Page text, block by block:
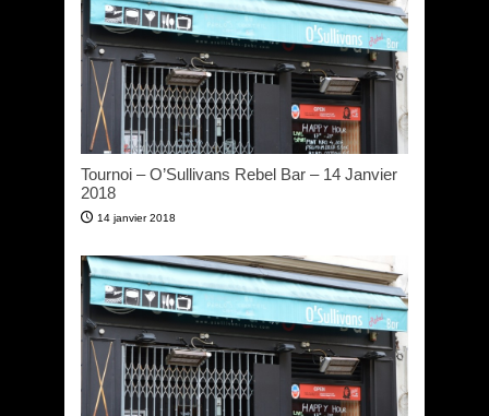
Tournoi – O’Sullivans Rebel Bar – 14 Janvier
2018
14 janvier 2018